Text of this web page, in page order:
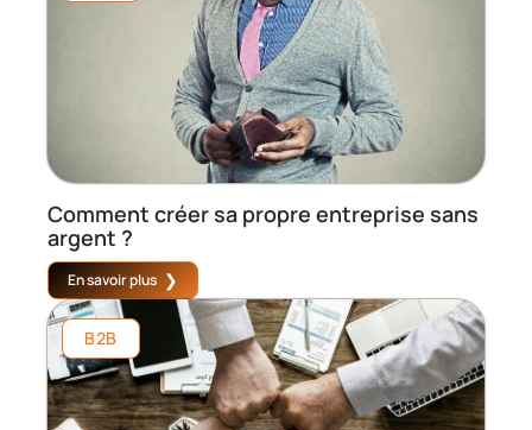
Comment créer sa propre entreprise sans
argent ?
En savoir plus
B2B